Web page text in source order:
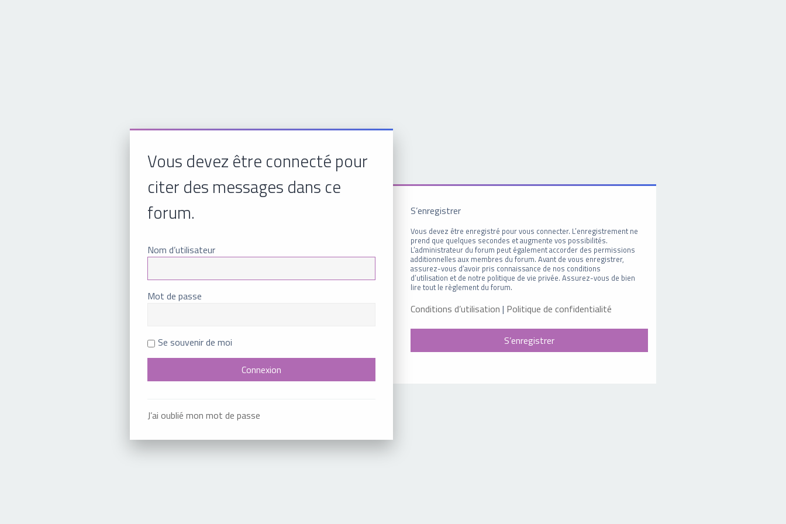
Vous devez être connecté pour
citer des messages dans ce
forum.
Nom d’utilisateur
Mot de passe
Se souvenir de moi
J’ai oublié mon mot de passe
S’enregistrer
Vous devez être enregistré pour vous connecter. L’enregistrement ne
prend que quelques secondes et augmente vos possibilités.
L’administrateur du forum peut également accorder des permissions
additionnelles aux membres du forum. Avant de vous enregistrer,
assurez-vous d’avoir pris connaissance de nos conditions
d’utilisation et de notre politique de vie privée. Assurez-vous de bien
lire tout le règlement du forum.
Conditions d’utilisation | Politique de confidentialité
S’enregistrer